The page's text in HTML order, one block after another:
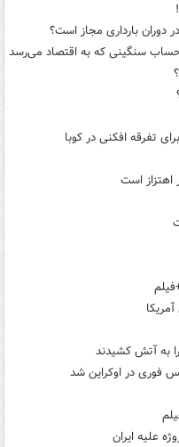
دوران بارداری مجاز است؟
سنگینی که به اقتصاد می‌رسد
تفرقه افکنی در کوبا
اهتزاز است
به آتش کشیدند
فوری در اوکراین شد
علیه ایران